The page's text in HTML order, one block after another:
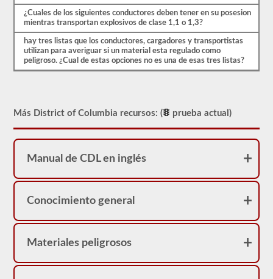
1999
para
aprobar
el
examen
aprobación
HazMat.
¿Cuales de los siguientes conductores deben tener en su posesion
mientras transportan explosivos de clase 1,1 o 1,3?
hay tres listas que los conductores, cargadores y transportistas
utilizan para averiguar si un material esta regulado como
peligroso. ¿Cual de estas opciones no es una de esas tres listas?
Más District of Columbia recursos: ( prueba actual)
Manual de CDL en inglés
Conocimiento general
Materiales peligrosos